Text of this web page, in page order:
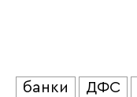
банки ДФС